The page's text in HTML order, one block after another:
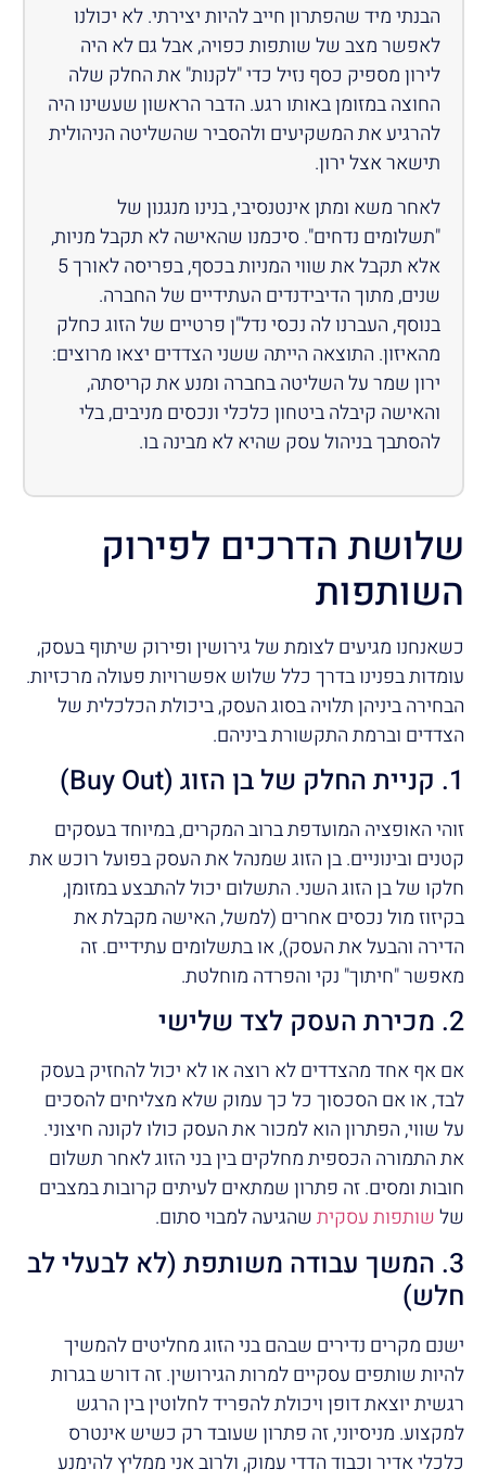
הבנתי מיד שהפתרון חייב להיות יצירתי. לא יכולנו
לאפשר מצב של שותפות כפויה, אבל גם לא היה
לירון מספיק כסף נזיל כדי "לקנות" את החלק שלה
החוצה במזומן באותו רגע. הדבר הראשון שעשינו היה
להרגיע את המשקיעים ולהסביר שהשליטה הניהולית
תישאר אצל ירון.
לאחר משא ומתן אינטנסיבי, בנינו מנגנון של
"תשלומים נדחים". סיכמנו שהאישה לא תקבל מניות,
אלא תקבל את שווי המניות בכסף, בפריסה לאורך 5
שנים, מתוך הדיבידנדים העתידיים של החברה.
בנוסף, העברנו לה נכסי נדל"ן פרטיים של הזוג כחלק
מהאיזון. התוצאה הייתה ששני הצדדים יצאו מרוצים:
ירון שמר על השליטה בחברה ומנע את קריסתה,
והאישה קיבלה ביטחון כלכלי ונכסים מניבים, בלי
להסתבך בניהול עסק שהיא לא מבינה בו.
שלושת הדרכים לפירוק
השותפות
כשאנחנו מגיעים לצומת של גירושין ופירוק שיתוף בעסק,
עומדות בפנינו בדרך כלל שלוש אפשרויות פעולה מרכזיות.
הבחירה ביניהן תלויה בסוג העסק, ביכולת הכלכלית של
הצדדים וברמת התקשורת ביניהם.
1. קניית החלק של בן הזוג (Buy Out)
זוהי האופציה המועדפת ברוב המקרים, במיוחד בעסקים
קטנים ובינוניים. בן הזוג שמנהל את העסק בפועל רוכש את
חלקו של בן הזוג השני. התשלום יכול להתבצע במזומן,
בקיזוז מול נכסים אחרים (למשל, האישה מקבלת את
הדירה והבעל את העסק), או בתשלומים עתידיים. זה
מאפשר "חיתוך" נקי והפרדה מוחלטת.
2. מכירת העסק לצד שלישי
אם אף אחד מהצדדים לא רוצה או לא יכול להחזיק בעסק
לבד, או אם הסכסוך כל כך עמוק שלא מצליחים להסכים
על שווי, הפתרון הוא למכור את העסק כולו לקונה חיצוני.
את התמורה הכספית מחלקים בין בני הזוג לאחר תשלום
חובות ומסים. זה פתרון שמתאים לעיתים קרובות במצבים
שלשותפות עסקיתשהגיעה למבוי סתום.
3. המשך עבודה משותפת (לא לבעלי לב
חלש)
ישנם מקרים נדירים שבהם בני הזוג מחליטים להמשיך
להיות שותפים עסקיים למרות הגירושין. זה דורש בגרות
רגשית יוצאת דופן ויכולת להפריד לחלוטין בין הרגש
למקצוע. מניסיוני, זה פתרון שעובד רק כשיש אינטרס
כלכלי אדיר וכבוד הדדי עמוק, ולרוב אני ממליץ להימנע